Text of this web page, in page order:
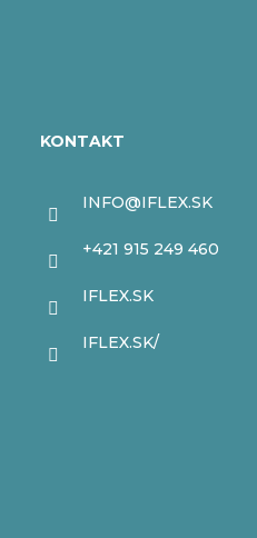
KONTAKT
INFO@IFLEX.SK
+421 915 249 460
IFLEX.SK
IFLEX.SK/